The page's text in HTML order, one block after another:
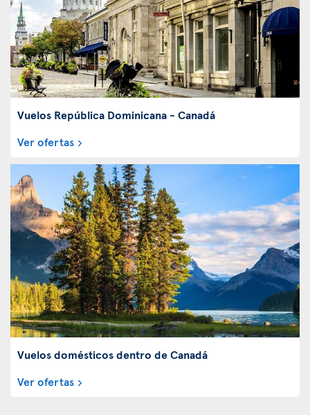
Vuelos República Dominicana - Canadá
Ver ofertas
Vuelos domésticos dentro de Canadá
Ver ofertas